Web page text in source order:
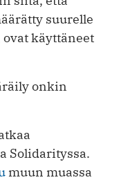
suurelle
käyttäneet
onkin
Solidarityssa.
muun muassa